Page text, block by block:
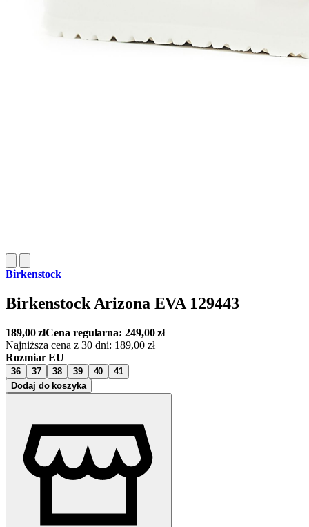
Birkenstock
Birkenstock Arizona EVA 129443
189,00złCena regularna:249,00zł
Najniższa cena z 30 dni: 189,00 zł
Rozmiar EU
36 37 38 39 40
41
Dodaj do koszyka